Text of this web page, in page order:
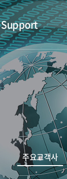
Support
주요고객사